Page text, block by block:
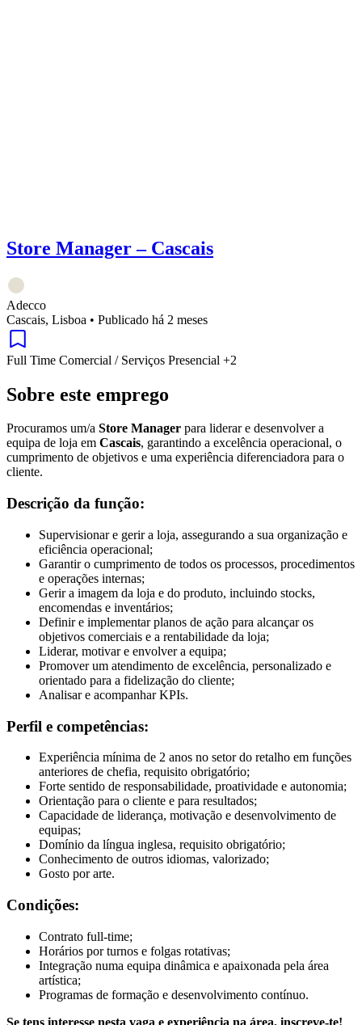
Store Manager – Cascais
Adecco
Cascais, Lisboa • Publicado há 2 meses
Full Time Comercial / Serviços Presencial +2
Sobre este emprego
Procuramos um/a Store Manager para liderar e desenvolver a
equipa de loja em Cascais, garantindo a excelência operacional, o
cumprimento de objetivos e uma experiência diferenciadora para o
cliente.
Descrição da função:
Supervisionar e gerir a loja, assegurando a sua organização e
eficiência operacional;
Garantir o cumprimento de todos os processos, procedimentos
e operações internas;
Gerir a imagem da loja e do produto, incluindo stocks,
encomendas e inventários;
Definir e implementar planos de ação para alcançar os
objetivos comerciais e a rentabilidade da loja;
Liderar, motivar e envolver a equipa;
Promover um atendimento de excelência, personalizado e
orientado para a fidelização do cliente;
Analisar e acompanhar KPIs.
Perfil e competências:
Experiência mínima de 2 anos no setor do retalho em funções
anteriores de chefia, requisito obrigatório;
Forte sentido de responsabilidade, proatividade e autonomia;
Orientação para o cliente e para resultados;
Capacidade de liderança, motivação e desenvolvimento de
equipas;
Domínio da língua inglesa, requisito obrigatório;
Conhecimento de outros idiomas, valorizado;
Gosto por arte.
Condições:
Contrato full-time;
Horários por turnos e folgas rotativas;
Integração numa equipa dinâmica e apaixonada pela área
artística;
Programas de formação e desenvolvimento contínuo.
Se tens interesse nesta vaga e experiência na área, inscreve-te!